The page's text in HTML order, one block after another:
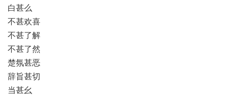
白甚么
不甚欢喜
不甚了解
不甚了然
楚氛甚恶
辞旨甚切
当甚幺